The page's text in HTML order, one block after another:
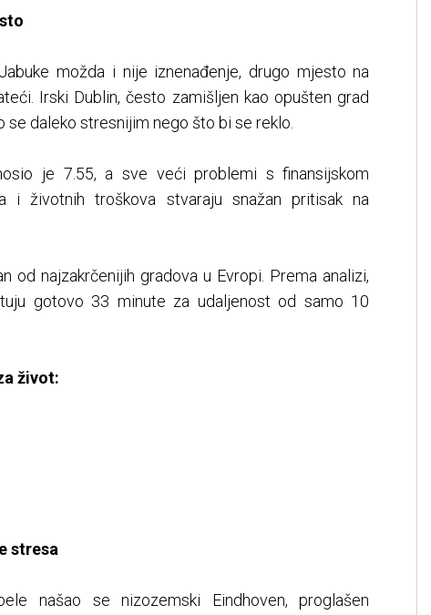
možda i nije iznenađenje, drugo mjesto na
Irski Dublin, često zamišljen kao opušten grad
se daleko stresnijim nego što bi se reklo.
je 7.55, a sve veći problemi s finansijskom
i životnih troškova stvaraju snažan pritisak na
od najzakrčenijih gradova u Evropi. Prema analizi,
gotovo 33 minute za udaljenost od samo 10
život:
stresa
našao se nizozemski Eindhoven, proglašen